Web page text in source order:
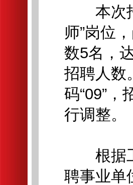
本次招
师”岗位
数5名，
招聘人数
码“09”
行调整。
根据工
聘事业单